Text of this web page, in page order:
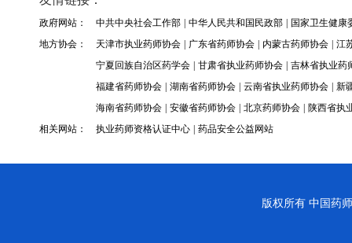
政府网站： 中共中央社会工作部 中华人民共和国民政部
国家卫生健康
地方协会：
天津市执业药师协会 广东省药师协会 内蒙古药师协会
江
宁夏回族自治区药学会
甘肃省执业药师协会
吉林省执业药
福建省药师协会
湖南省药师协会 云南省执业药师协会
新
海南省药师协会
安徽省药师协会 北京药师协会
陕西省执
相关网站：
执业药师资格认证中心 药品安全公益网站
版权所有 中国药